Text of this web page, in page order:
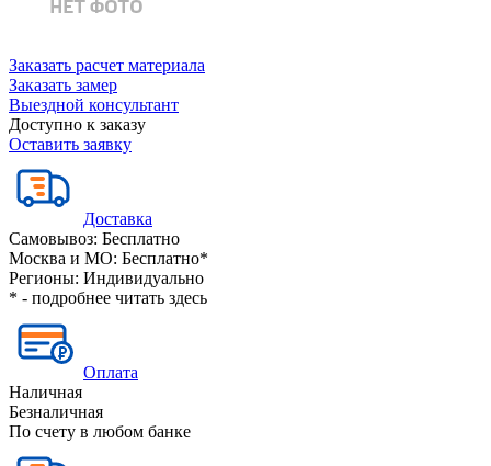
Заказать расчет материала
Заказать замер
Выездной консультант
Доступно к заказу
Оставить заявку
Доставка
Самовывоз: Бесплатно
Москва и МО: Бесплатно*
Регионы: Индивидуально
* - подробнее читать здесь
Оплата
Наличная
Безналичная
По счету в любом банке